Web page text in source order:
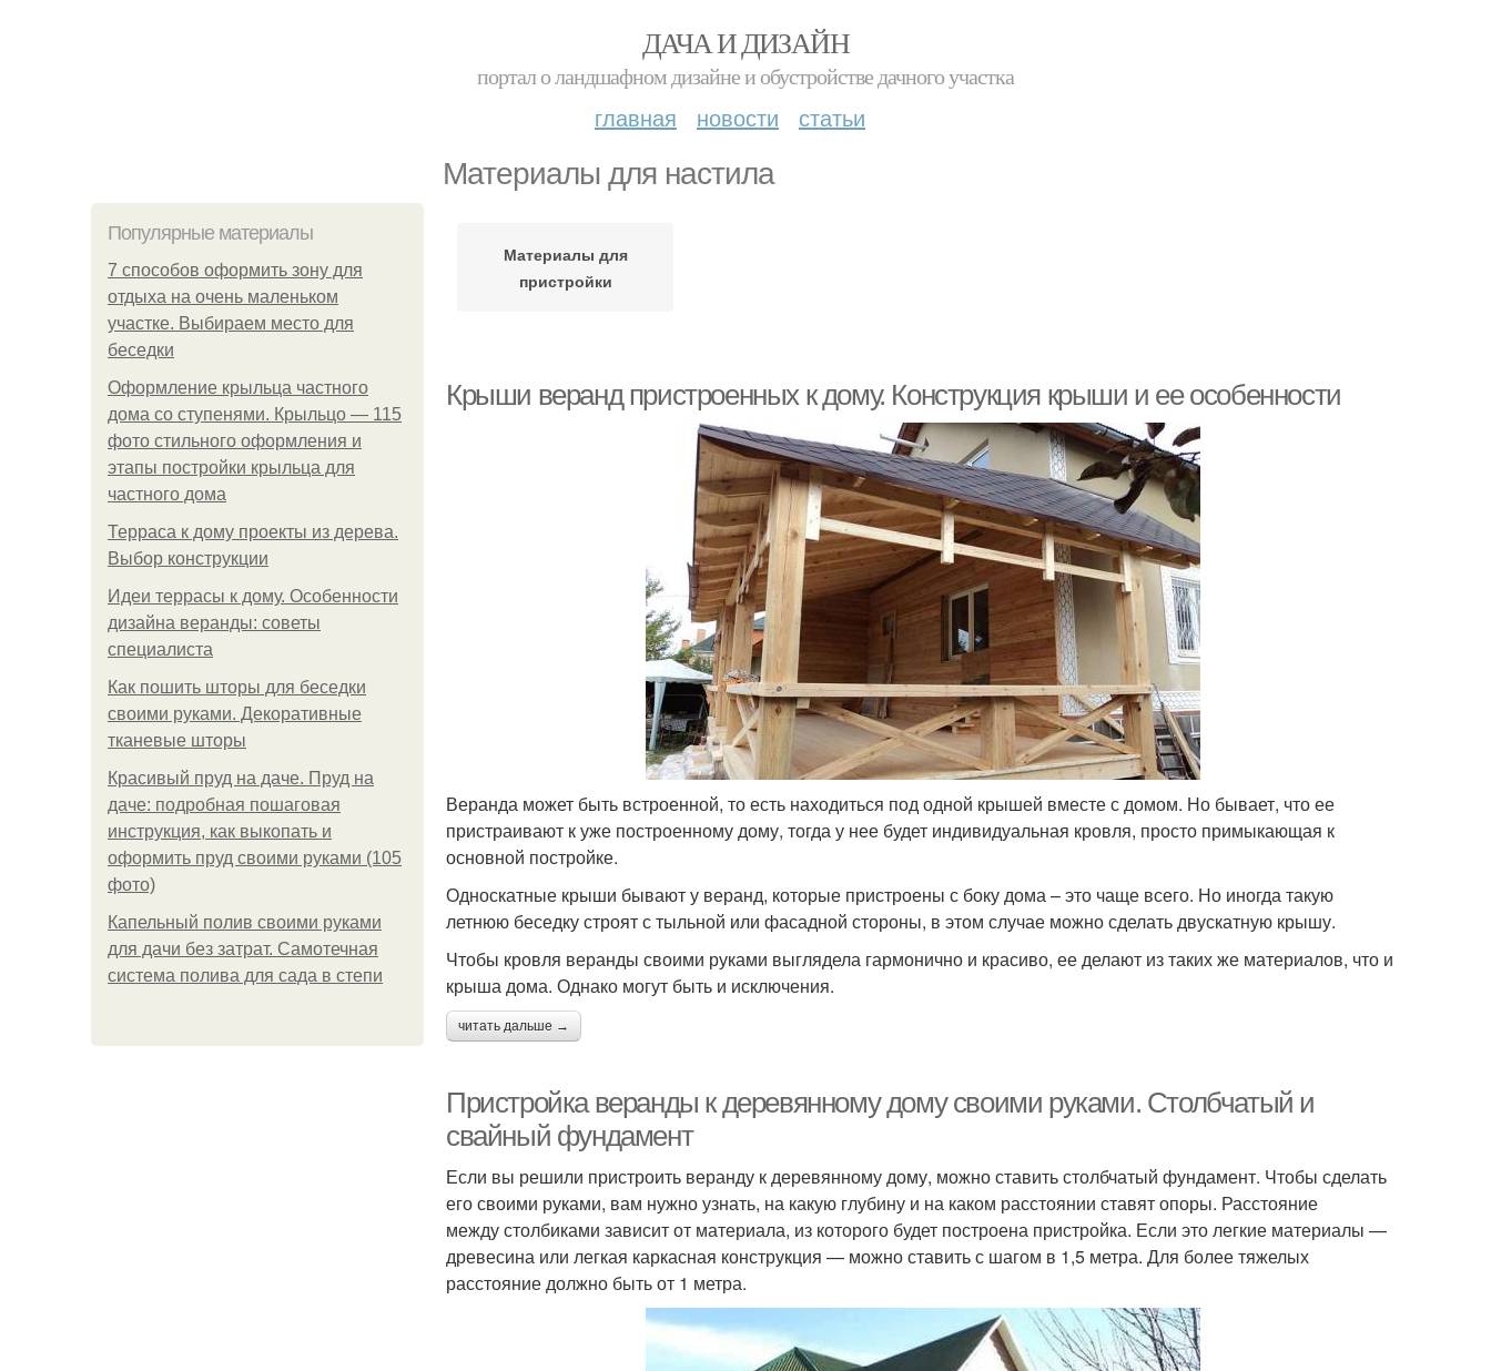
ДАЧА И ДИЗАЙН
портал о ландшафном дизайне и обустройстве дачного участка
главная новости статьи
Материалы для настила
Популярные материалы
7 способов оформить зону для
отдыха на очень маленьком
участке. Выбираем место для
беседки
Оформление крыльца частного
дома со ступенями. Крыльцо — 115
фото стильного оформления и
этапы постройки крыльца для
частного дома
Терраса к дому проекты из дерева.
Выбор конструкции
Идеи террасы к дому. Особенности
дизайна веранды: советы
специалиста
Как пошить шторы для беседки
своими руками. Декоративные
тканевые шторы
Красивый пруд на даче. Пруд на
даче: подробная пошаговая
инструкция, как выкопать и
оформить пруд своими руками (105
фото)
Капельный полив своими руками
для дачи без затрат. Самотечная
система полива для сада в степи
Материалы для
пристройки
Крыши веранд пристроенных к дому. Конструкция крыши и ее особенности
Веранда может быть встроенной, то есть находиться под одной крышей вместе с домом. Но бывает, что ее
пристраивают к уже построенному дому, тогда у нее будет индивидуальная кровля, просто примыкающая к
основной постройке.
Односкатные крыши бывают у веранд, которые пристроены с боку дома – это чаще всего. Но иногда такую
летнюю беседку строят с тыльной или фасадной стороны, в этом случае можно сделать двускатную крышу.
Чтобы кровля веранды своими руками выглядела гармонично и красиво, ее делают из таких же материалов, что и
крыша дома. Однако могут быть и исключения.
читать дальше →
Пристройка веранды к деревянному дому своими руками. Столбчатый и
свайный фундамент
Если вы решили пристроить веранду к деревянному дому, можно ставить столбчатый фундамент. Чтобы сделать
его своими руками, вам нужно узнать, на какую глубину и на каком расстоянии ставят опоры. Расстояние
между столбиками зависит от материала, из которого будет построена пристройка. Если это легкие материалы —
древесина или легкая каркасная конструкция — можно ставить с шагом в 1,5 метра. Для более тяжелых
расстояние должно быть от 1 метра.